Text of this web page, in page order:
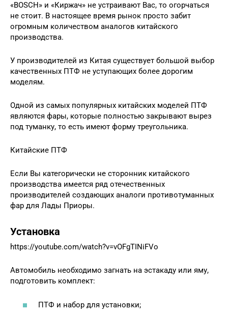
«BOSCH» и «Киржач» не устраивают Вас, то огорчаться
не стоит. В настоящее время рынок просто забит
огромным количеством аналогов китайского
производства.
У производителей из Китая существует большой выбор
качественных ПТФ не уступающих более дорогим
моделям.
Одной из самых популярных китайских моделей ПТФ
являются фары, которые полностью закрывают вырез
под туманку, то есть имеют форму треугольника.
Китайские ПТФ
Если Вы категорически не сторонник китайского
производства имеется ряд отечественных
производителей создающих аналоги противотуманных
фар для Лады Приоры.
Установка
https://youtube.com/watch?v=vOFgTINiFVo
Автомобиль необходимо загнать на эстакаду или яму,
подготовить комплект:
ПТФ и набор для установки;